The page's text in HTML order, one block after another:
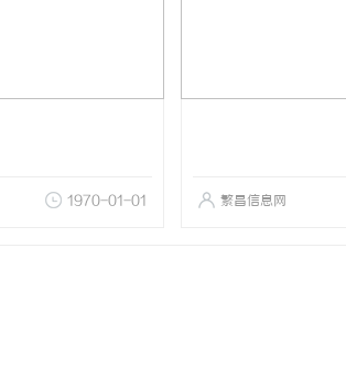
1970-01-01 繁昌信息网